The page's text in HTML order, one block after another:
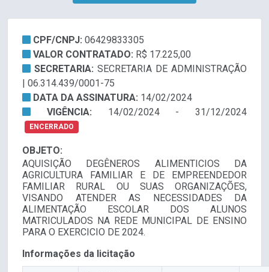
CPF/CNPJ: 06429833305
VALOR CONTRATADO: R$ 17.225,00
SECRETARIA: SECRETARIA DE ADMINISTRAÇÃO
| 06.314.439/0001-75
DATA DA ASSINATURA: 14/02/2024
VIGÊNCIA: 14/02/2024 - 31/12/2024
ENCERRADO
OBJETO:
AQUISIÇÃO DEGÊNEROS ALIMENTICIOS DA
AGRICULTURA FAMILIAR E DE EMPREENDEDOR
FAMILIAR RURAL OU SUAS ORGANIZAÇÕES,
VISANDO ATENDER AS NECESSIDADES DA
ALIMENTAÇÃO ESCOLAR DOS ALUNOS
MATRICULADOS NA REDE MUNICIPAL DE ENSINO
PARA O EXERCICIO DE 2024.
Informações da licitação